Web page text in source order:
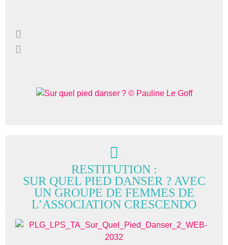
RESTITUTION :
SUR QUEL PIED DANSER ? AVEC
UN GROUPE DE FEMMES DE
L’ASSOCIATION CRESCENDO